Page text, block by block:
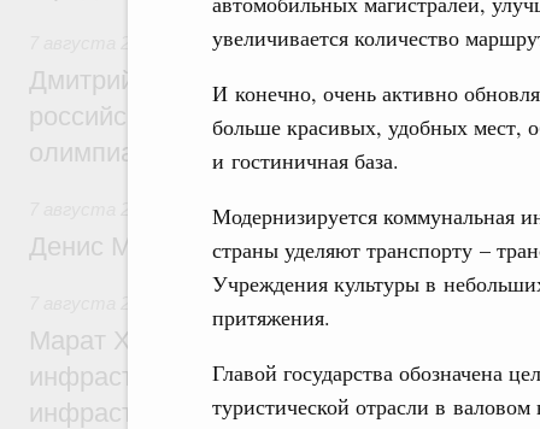
увеличивается количество
И конечно, очень активно
больше красивых, удобных мест,
и гостиничная база.
Модернизируется коммунальная
страны уделяют транспорту –
Учреждения культуры в
притяжения.
Главой государства обозначена
туристической отрасли в
Отрасль информационных технологий
Дмитрий Чернышенко и Сергей Кравцов
российскую сборную с победой на
олимпиаде по искусственному
Общие вопросы промышленной политики
Денис Мантуров посетил Ярославскую
Бюджеты субъектов Федерации.
Марат Хуснуллин: 15 объектов
инфраструктуры построили и обновили
инфраструктурным кредитам